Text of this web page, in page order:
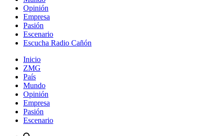
Opinión
Empresa
Pasión
Escenario
Escucha Radio Cañón
Inicio
ZMG
País
Mundo
Opinión
Empresa
Pasión
Escenario